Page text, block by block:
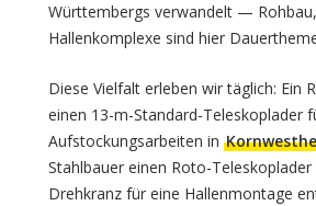
Württembergs verwandelt —
Hallenkomplexe sind hier
Diese Vielfalt erleben wir täglich: Ein
einen 13-m-Standard-Teleskoplader
Aufstockungsarbeiten in
Stahlbauer einen Roto-Teleskoplader
Drehkranz für eine Hallenmontage